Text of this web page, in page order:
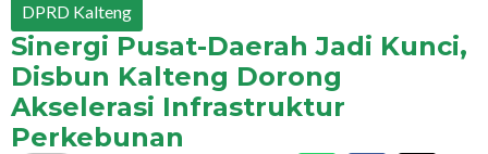
DPRD Kalteng
Sinergi Pusat-Daerah Jadi Kunci,
Disbun Kalteng Dorong
Akselerasi Infrastruktur
Perkebunan